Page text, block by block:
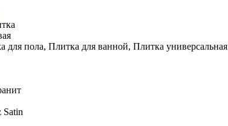
для пола, Плитка для ванной, Плитка универсальная